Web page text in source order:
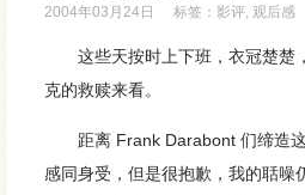
2004年03月24日 标签： 影评, 观后感
这些天按时上下班，衣冠楚楚
克的救赎来看。
距离 Frank Darabont 们缔造这
感同身受，但是很抱歉，我的聒噪